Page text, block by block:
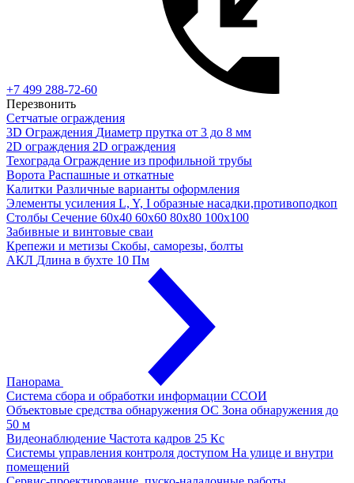
+7 499 288-72-60
Перезвонить
Сетчатые ограждения
3D Ограждения Диаметр прутка от 3 до 8 мм
2D ограждения 2D ограждения
Техограда Ограждение из профильной трубы
Ворота Распашные и откатные
Калитки Различные варианты оформления
Элементы усиления L, Y, I образные насадки,противоподкоп
Столбы Сечение 60х40 60х60 80х80 100х100
Забивные и винтовые сваи
Крепежи и метизы Скобы, саморезы, болты
АКЛ Длина в бухте 10 Пм
Панорама
Система сбора и обработки информации ССОИ
Объектовые средства обнаружения ОС Зона обнаружения до
50 м
Видеонаблюдение Частота кадров 25 Кс
Системы управления контроля доступом На улице и внутри
помещений